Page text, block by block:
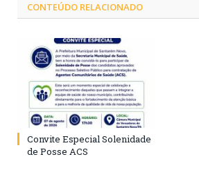
CONTEÚDO RELACIONADO
Convite Especial Solenidade
de Posse ACS